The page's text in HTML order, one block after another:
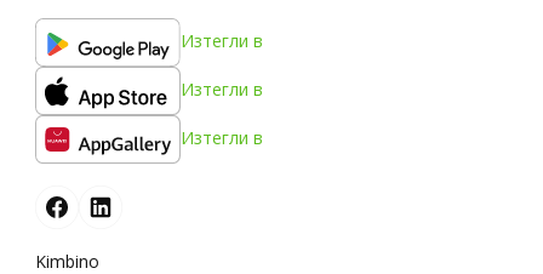
Изтегли в
Изтегли в
Изтегли в
Kimbino